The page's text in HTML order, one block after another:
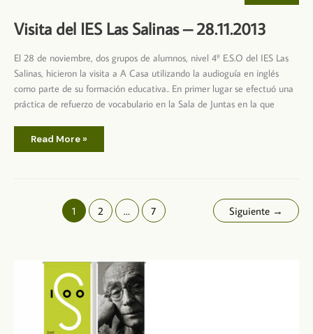
Visita del IES Las Salinas – 28.11.2013
El 28 de noviembre, dos grupos de alumnos, nivel 4º E.S.O del IES Las
Salinas, hicieron la visita a A Casa utilizando la audioguía en inglés
como parte de su formación educativa.. En primer lugar se efectuó una
práctica de refuerzo de vocabulario en la Sala de Juntas en la que
Visita
IES
–
Read More »
1 2 … 7 Siguiente →